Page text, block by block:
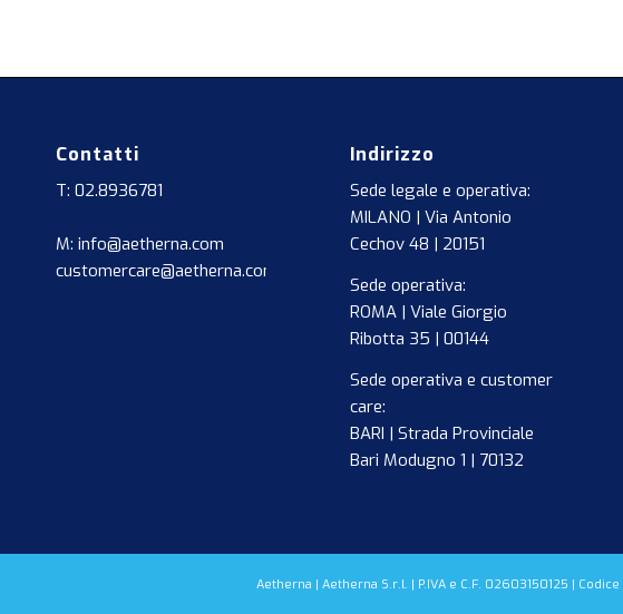
Contatti
T: 02.8936781
M: info@aetherna.com
customercare@aetherna.com
Indirizzo
Sede legale e operativa:
MILANO | Via Antonio
Cechov 48 | 20151
Sede operativa:
ROMA | Viale Giorgio
Ribotta 35 | 00144
Sede operativa e customer
care:
BARI | Strada Provinciale
Bari Modugno 1 | 70132
Aetherna | Aetherna S.r.l. | P.IVA e C.F. 02603150125 |